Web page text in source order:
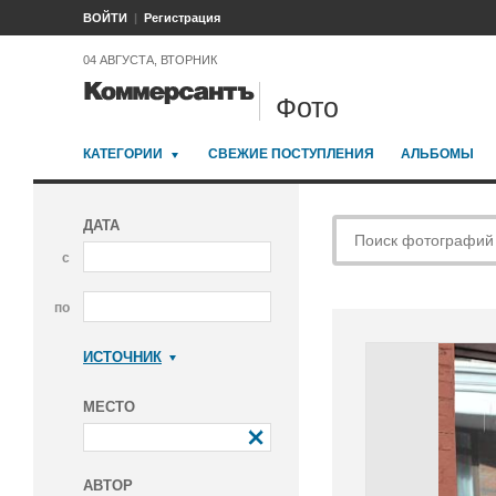
ВОЙТИ Регистрация
04 АВГУСТА, ВТОРНИК
Фото
КАТЕГОРИИ СВЕЖИЕ ПОСТУПЛЕНИЯ АЛЬБОМЫ
ДАТА
с
по
ИСТОЧНИК
МЕСТО
АВТОР